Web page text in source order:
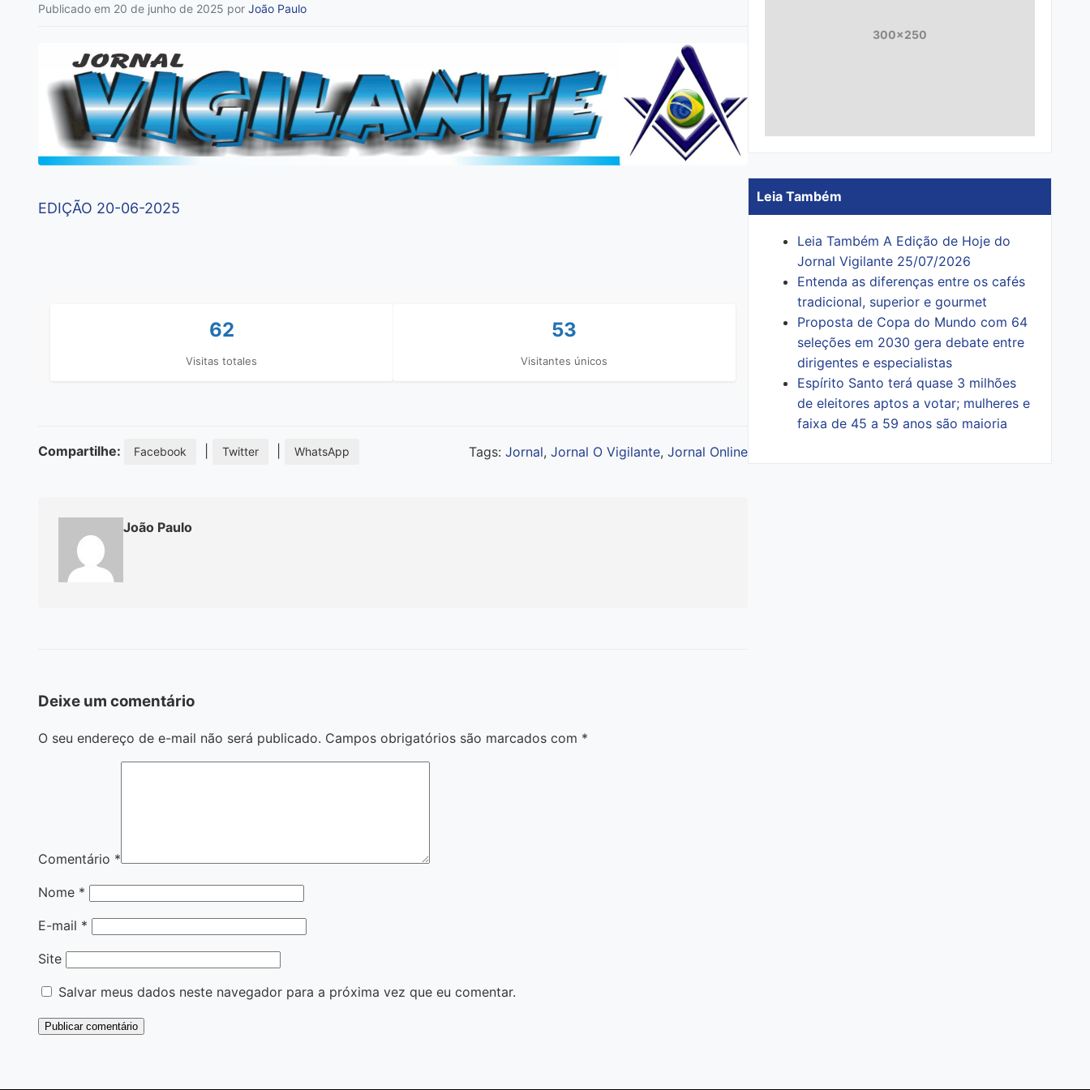
Publicado em 20 de junho de 2025 por João Paulo
EDIÇÃO 20-06-2025
62
Visitas totales
53
Visitantes únicos
Compartilhe: Facebook Twitter WhatsApp Tags: Jornal, Jornal O Vigilante, Jornal Online
João Paulo
Deixe um comentário
O seu endereço de e-mail não será publicado. Campos obrigatórios são marcados com *
Comentário *
Nome *
E-mail *
Site
Salvar meus dados neste navegador para a próxima vez que eu comentar.
300x250
Leia Também
Leia Também A Edição de Hoje do
Jornal Vigilante 25/07/2026
Entenda as diferenças entre os cafés
tradicional, superior e gourmet
Proposta de Copa do Mundo com 64
seleções em 2030 gera debate entre
dirigentes e especialistas
Espírito Santo terá quase 3 milhões
de eleitores aptos a votar; mulheres e
faixa de 45 a 59 anos são maioria